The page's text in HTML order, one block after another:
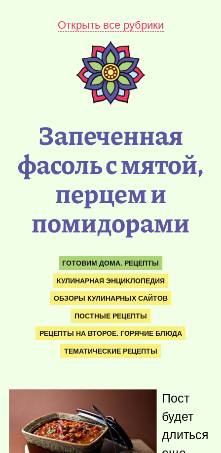
Открыть все рубрики
Запеченная
фасоль с мятой,
перцем и
помидорами
ГОТОВИМ ДОМА. РЕЦЕПТЫ
КУЛИНАРНАЯ ЭНЦИКЛОПЕДИЯ
ОБЗОРЫ КУЛИНАРНЫХ САЙТОВ
ПОСТНЫЕ РЕЦЕПТЫ
РЕЦЕПТЫ НА ВТОРОЕ. ГОРЯЧИЕ БЛЮДА
ТЕМАТИЧЕСКИЕ РЕЦЕПТЫ
Пост
будет
длиться